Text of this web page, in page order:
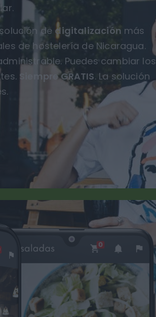
de digitalización más
de hostelería de Nicaragua.
Puedes cambiar los
Siempre GRATIS. La solución